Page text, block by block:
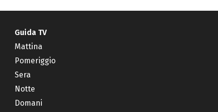
Guida TV
Mattina
Pomeriggio
Sera
Notte
Domani